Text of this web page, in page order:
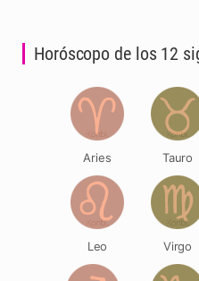
Horóscopo de los 12
Aries Tauro
Leo Virgo